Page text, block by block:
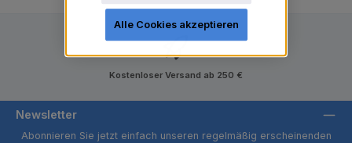
Kostenloser Versand ab 250 €
Newsletter
Abonnieren Sie jetzt einfach unseren regelmäßig erscheinenden
Alle Cookies akzeptieren